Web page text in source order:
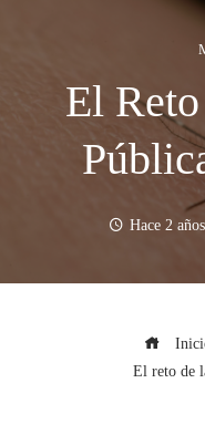
El
Hace 2 años
El reto de